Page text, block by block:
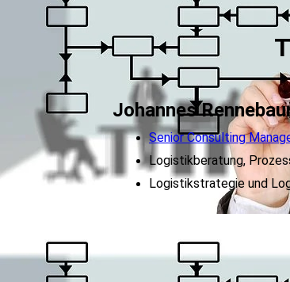
Johannes
Senior Consulting
Logistikberatung,
Logistikstrategie und